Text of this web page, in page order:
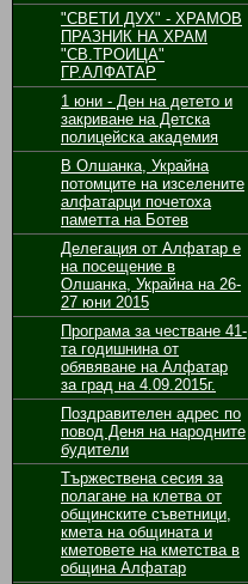
"СВЕТИ ДУХ" - ХРАМОВ
ПРАЗНИК НА ХРАМ
"СВ.ТРОИЦА"
ГР.АЛФАТАР
1 юни - Ден на детето и
закриване на Детска
полицейска академия
В Олшанка, Украйна
потомците на изселените
алфатарци почетоха
паметта на Ботев
Делегация от Алфатар е
на посещение в
Олшанка, Украйна на 26-
27 юни 2015
Програма за честване 41-
та годишнина от
обявяване на Алфатар
за град на 4.09.2015г.
Поздравителен адрес по
повод Деня на народните
будители
Тържествена сесия за
полагане на клетва от
общинските съветници,
кмета на общината и
кметовете на кметства в
община Алфатар